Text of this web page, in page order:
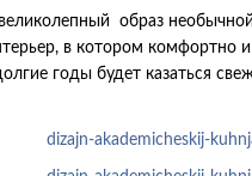
образ
в котором комфортно
годы будет казаться